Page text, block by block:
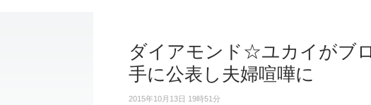
ダイアモンド☆ユカイがブ
手に公表し夫婦喧嘩に
2015年10月13日 19時51分